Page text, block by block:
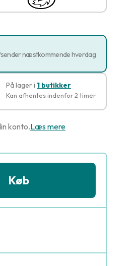
næstkommende hverdag
På lager i 1 butikker
Kan afhentes indenfor 2 timer
konto.Læs mere
Køb